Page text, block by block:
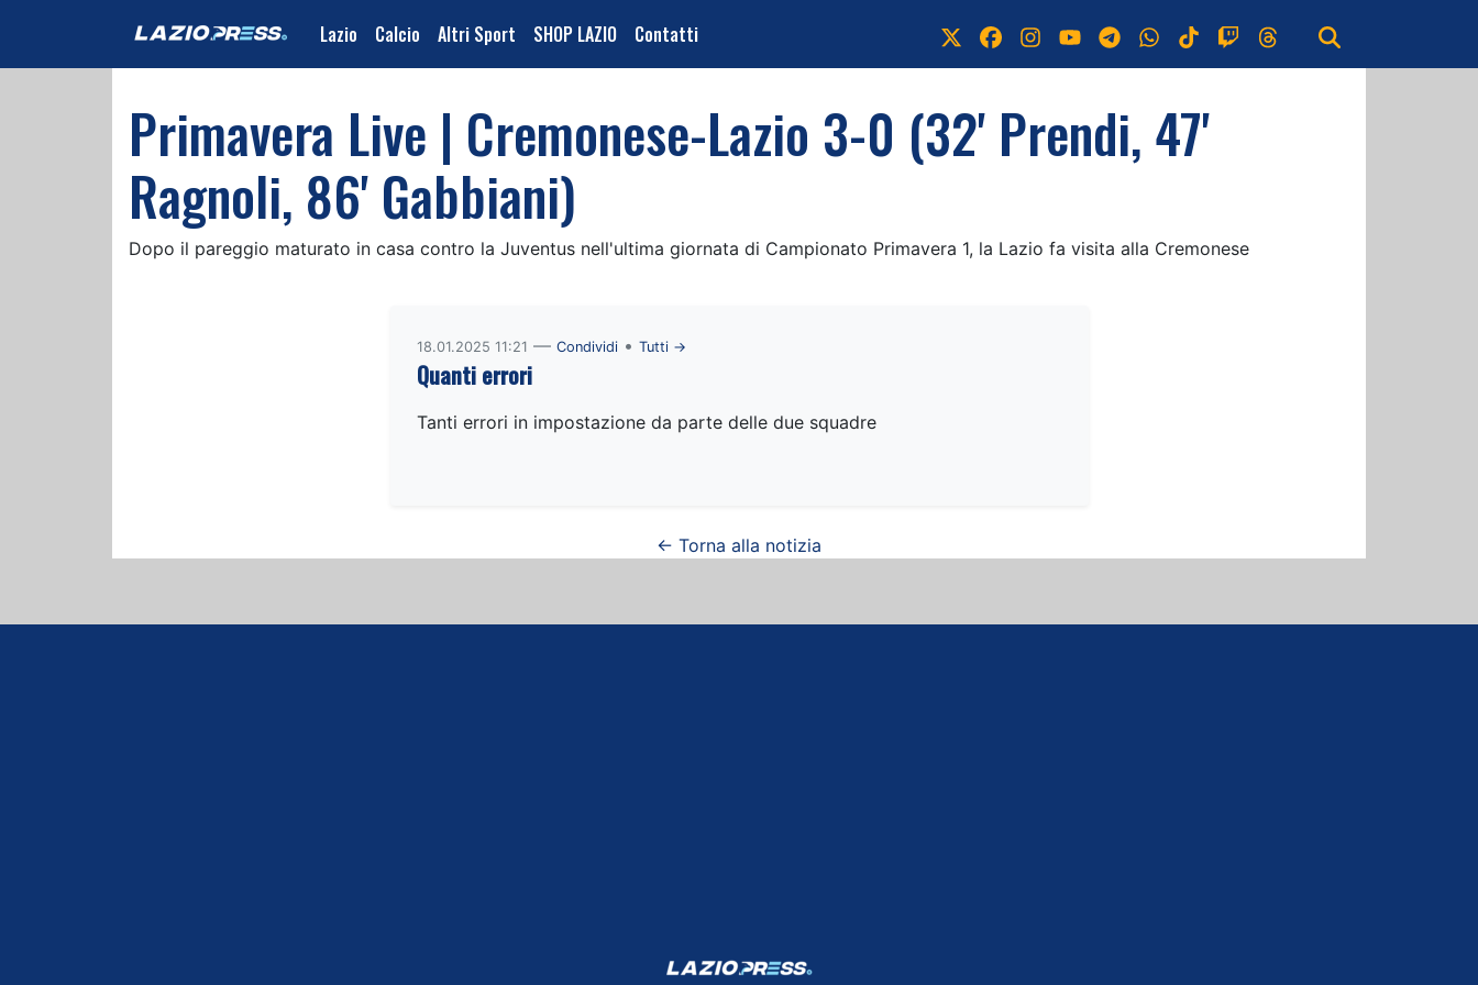
Lazio Calcio Altri Sport SHOP LAZIO Contatti
Primavera Live | Cremonese-Lazio 3-0 (32' Prendi, 47'
Ragnoli, 86' Gabbiani)
Dopo il pareggio maturato in casa contro la Juventus nell'ultima giornata di Campionato Primavera 1, la Lazio fa visita alla Cremonese
18.01.2025 11:21 — Condividi• Tutti →
Quanti errori
Tanti errori in impostazione da parte delle due squadre
← Torna alla notizia